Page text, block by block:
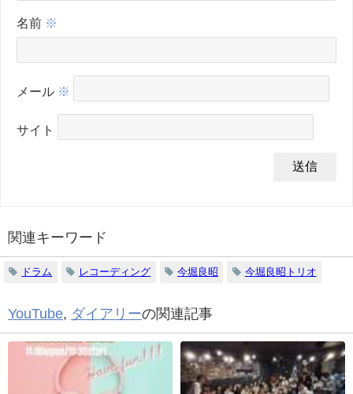
名前 ※
メール ※
サイト
関連キーワード
ドラム レコーディング 今堀良昭 今堀良昭トリオ
YouTube, ダイアリーの関連記事